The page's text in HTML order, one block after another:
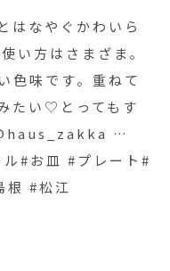
はなやぐかわいら
い方はさまざま。
色味です。重ねて
たい♡とってもす
…
#お皿 #プレート#
#松江